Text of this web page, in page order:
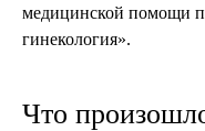
медицинской помощи
гинекология».
Что